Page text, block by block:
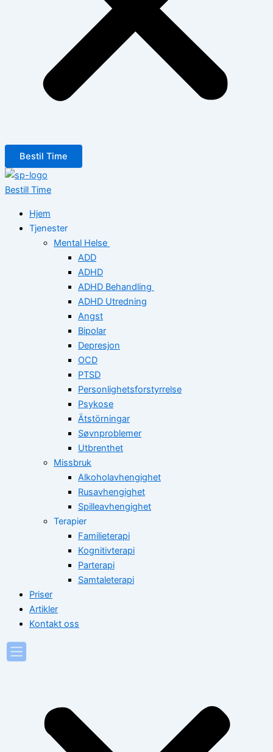
Bestil Time
Bestill Time
Hjem
Tjenester
Mental Helse
ADD
ADHD
ADHD Behandling
ADHD Utredning
Angst
Bipolar
Depresjon
OCD
PTSD
Personlighetsforstyrrelse
Psykose
Ätstörningar
Søvnproblemer
Utbrenthet
Missbruk
Alkoholavhengighet
Rusavhengighet
Spilleavhengighet
Terapier
Familieterapi
Kognitivterapi
Parterapi
Samtaleterapi
Priser
Artikler
Kontakt oss